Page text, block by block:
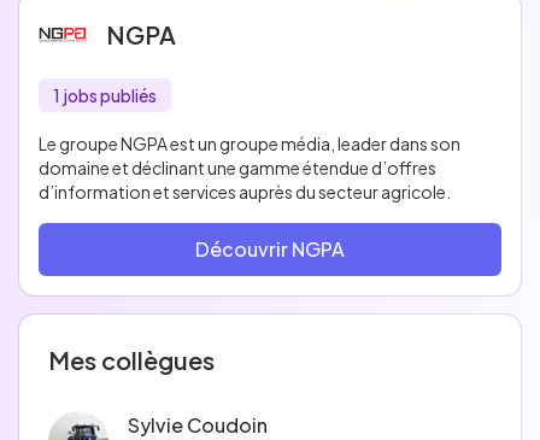
NGPA
1 jobs publiés
Le groupe NGPA est un groupe média, leader dans son
domaine et déclinant une gamme étendue d’offres
d’information et services auprès du secteur agricole.
Découvrir NGPA
Mes collègues
Sylvie Coudoin